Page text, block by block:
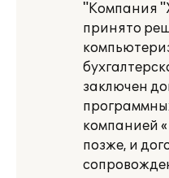
"Компания
принято
заключен
компанией
позже, и